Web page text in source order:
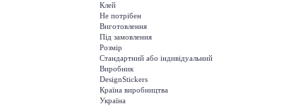
Клей
Не потрібен
Виготовлення
Під замовлення
Розмір
Стандартний або індивідуальний
Виробник
DesignStickers
Країна виробництва
Україна